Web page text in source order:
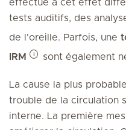
effectue à cet effet
tests auditifs, des
de l'oreille. Parfois, une
IRM
sont également
La cause la plus
trouble de la circulation
interne. La première